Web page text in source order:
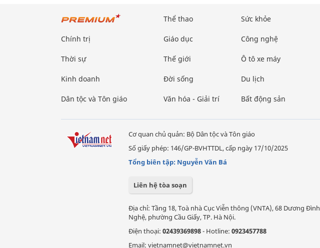
Chính trị
Thời sự
Kinh doanh
Dân tộc và Tôn giáo
Thể thao
Giáo dục
Thế giới
Đời sống
Văn hóa - Giải trí
Sức khỏe
Công nghệ
Ô tô xe máy
Du lịch
Bất động sản
Cơ quan chủ quản: Bộ Dân tộc và Tôn giáo
Số giấy phép: 146/GP-BVHTTDL, cấp ngày 17/10/2025
Tổng biên tập: Nguyễn Văn Bá
Liên hệ tòa soạn
Địa chỉ: Tầng 18, Toà nhà Cục Viễn thông (VNTA), 68 Dương Đình
Nghệ, phường Cầu Giấy, TP. Hà Nội.
Điện thoại: 02439369898- Hotline: 0923457788
Email: vietnamnet@vietnamnet.vn